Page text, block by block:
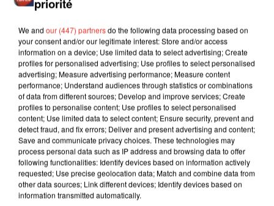
We and our (447) partnersdo the following data processing based on
your consent and/or our legitimate interest: Store and/or access
information on a device; Use limited data to select advertising; Create
profiles for personalised advertising; Use profiles to select personalised
advertising; Measure advertising performance; Measure content
performance; Understand audiences through statistics or combinations
of data from different sources; Develop and improve services; Create
profiles to personalise content; Use profiles to select personalised
content; Use limited data to select content; Ensure security, prevent and
detect fraud, and fix errors; Deliver and present advertising and content;
Save and communicate privacy choices. These technologies may
process personal data such as IP address and browsing data to offer
following functionalities: Identify devices based on information actively
requested; Use precise geolocation data; Match and combine data from
other data sources; Link different devices; Identify devices based on
information transmitted automatically.